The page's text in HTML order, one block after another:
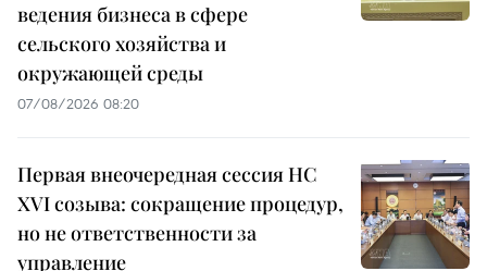
ведения бизнеса в сфере
сельского хозяйства и
окружающей среды
07/08/2026 08:20
Первая внеочередная сессия НС
XVI созыва: сокращение процедур,
но не ответственности за
управление